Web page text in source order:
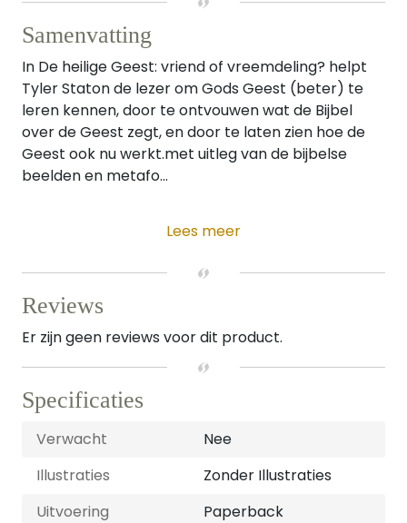
Samenvatting
In De heilige Geest: vriend of vreemdeling? helpt
Tyler Staton de lezer om Gods Geest (beter) te
leren kennen, door te ontvouwen wat de Bijbel
over de Geest zegt, en door te laten zien hoe de
Geest ook nu werkt.met uitleg van de bijbelse
beelden en metafo...
Lees meer
Reviews
Er zijn geen reviews voor dit product.
Specificaties
Verwacht
Nee
Illustraties
Zonder Illustraties
Uitvoering
Paperback